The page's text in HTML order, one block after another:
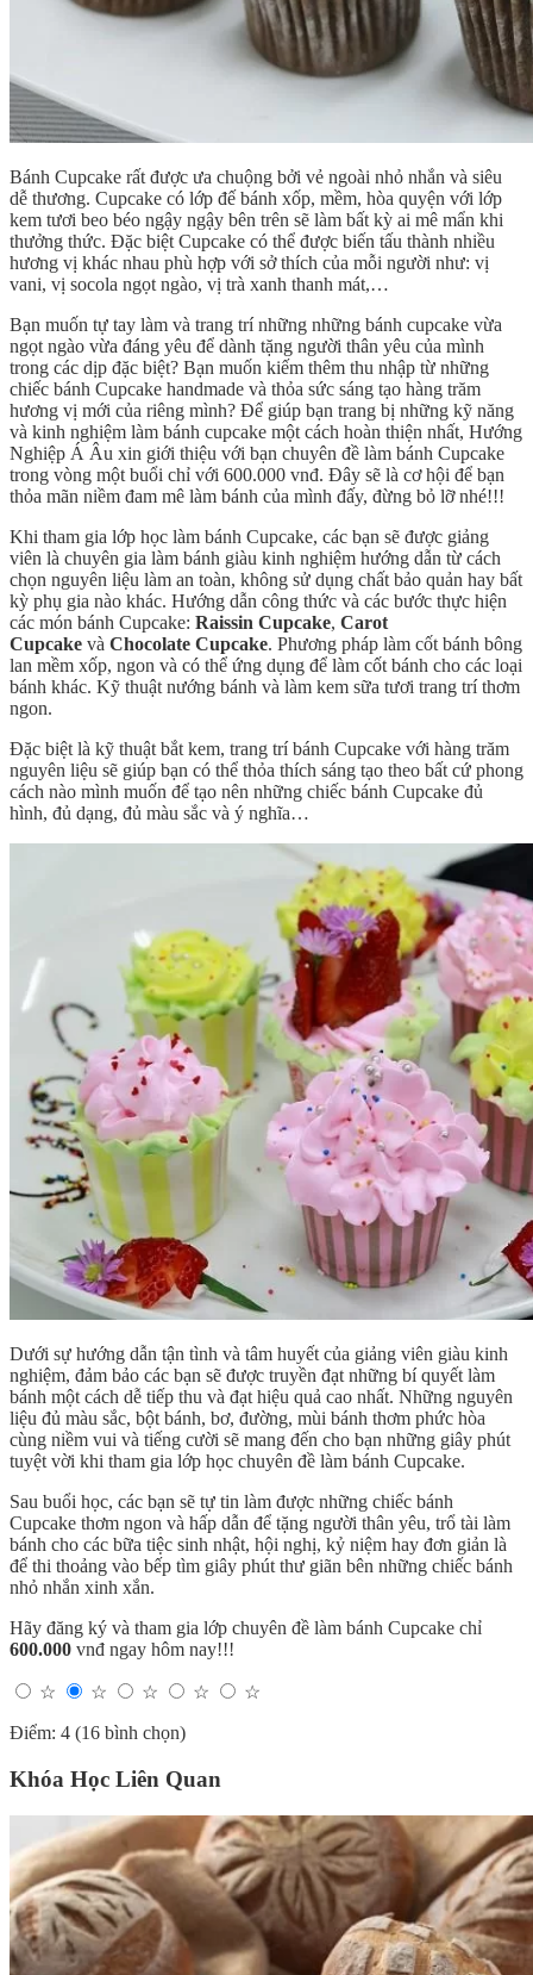
Bánh Cupcake rất được ưa chuộng bởi vẻ ngoài nhỏ nhắn và siêu
dễ thương. Cupcake có lớp đế bánh xốp, mềm, hòa quyện với lớp
kem tươi beo béo ngậy ngậy bên trên sẽ làm bất kỳ ai mê mẩn khi
thưởng thức. Đặc biệt Cupcake có thể được biến tấu thành nhiều
hương vị khác nhau phù hợp với sở thích của mỗi người như: vị
vani, vị socola ngọt ngào, vị trà xanh thanh mát,…
Bạn muốn tự tay làm và trang trí những những bánh cupcake vừa
ngọt ngào vừa đáng yêu để dành tặng người thân yêu của mình
trong các dịp đặc biệt? Bạn muốn kiếm thêm thu nhập từ những
chiếc bánh Cupcake handmade và thỏa sức sáng tạo hàng trăm
hương vị mới của riêng mình? Để giúp bạn trang bị những kỹ năng
và kinh nghiệm làm bánh cupcake một cách hoàn thiện nhất, Hướng
Nghiệp Á Âu xin giới thiệu với bạn chuyên đề làm bánh Cupcake
trong vòng một buổi chỉ với 600.000 vnđ. Đây sẽ là cơ hội để bạn
thỏa mãn niềm đam mê làm bánh của mình đấy, đừng bỏ lỡ nhé!!!
Khi tham gia lớp học làm bánh Cupcake, các bạn sẽ được giảng
viên là chuyên gia làm bánh giàu kinh nghiệm hướng dẫn từ cách
chọn nguyên liệu làm an toàn, không sử dụng chất bảo quản hay bất
kỳ phụ gia nào khác. Hướng dẫn công thức và các bước thực hiện
các món bánh Cupcake: Raissin Cupcake, Carot
Cupcake và Chocolate Cupcake. Phương pháp làm cốt bánh bông
lan mềm xốp, ngon và có thể ứng dụng để làm cốt bánh cho các loại
bánh khác. Kỹ thuật nướng bánh và làm kem sữa tươi trang trí thơm
ngon.
Đặc biệt là kỹ thuật bắt kem, trang trí bánh Cupcake với hàng trăm
nguyên liệu sẽ giúp bạn có thể thỏa thích sáng tạo theo bất cứ phong
cách nào mình muốn để tạo nên những chiếc bánh Cupcake đủ
hình, đủ dạng, đủ màu sắc và ý nghĩa…
Dưới sự hướng dẫn tận tình và tâm huyết của giảng viên giàu kinh
nghiệm, đảm bảo các bạn sẽ được truyền đạt những bí quyết làm
bánh một cách dễ tiếp thu và đạt hiệu quả cao nhất. Những nguyên
liệu đủ màu sắc, bột bánh, bơ, đường, mùi bánh thơm phức hòa
cùng niềm vui và tiếng cười sẽ mang đến cho bạn những giây phút
tuyệt vời khi tham gia lớp học chuyên đề làm bánh Cupcake.
Sau buổi học, các bạn sẽ tự tin làm được những chiếc bánh
Cupcake thơm ngon và hấp dẫn để tặng người thân yêu, trổ tài làm
bánh cho các bữa tiệc sinh nhật, hội nghị, kỷ niệm hay đơn giản là
để thi thoảng vào bếp tìm giây phút thư giãn bên những chiếc bánh
nhỏ nhắn xinh xắn.
Hãy đăng ký và tham gia lớp chuyên đề làm bánh Cupcake chỉ
600.000 vnđ ngay hôm nay!!!
☆ ☆ ☆ ☆
☆
Điểm: 4 (16 bình chọn)
Khóa Học Liên Quan